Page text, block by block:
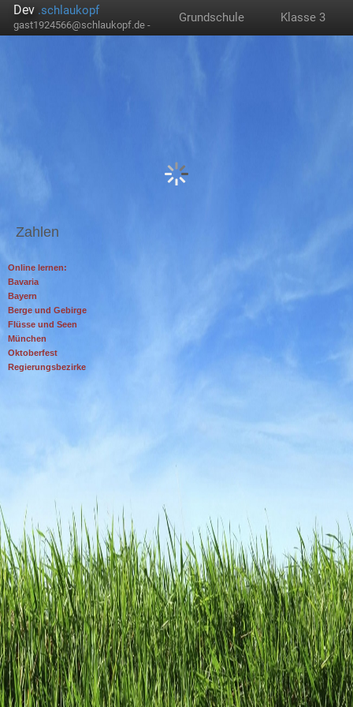
Dev .schlaukopf
gast1924566@schlaukopf.de -
Grundschule Klasse 3
Zahlen
Online lernen:
Bavaria
Bayern
Berge und Gebirge
Flüsse und Seen
München
Oktoberfest
Regierungsbezirke